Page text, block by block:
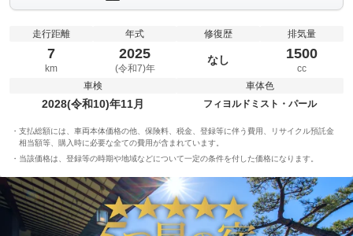
走行距離
7
km
年式
2025
(令和7)年
修復歴
なし
排気量
1500
cc
車検
2028(令和10)年11月
車体色
フィヨルドミスト・パール
支払総額には、車両本体価格の他、保険料、税金、登録等に伴う費用、リサイクル預託金
相当額等、購入時に必要な全ての費用が含まれています。
当該価格は、登録等の時期や地域などについて一定の条件を付した価格になります。